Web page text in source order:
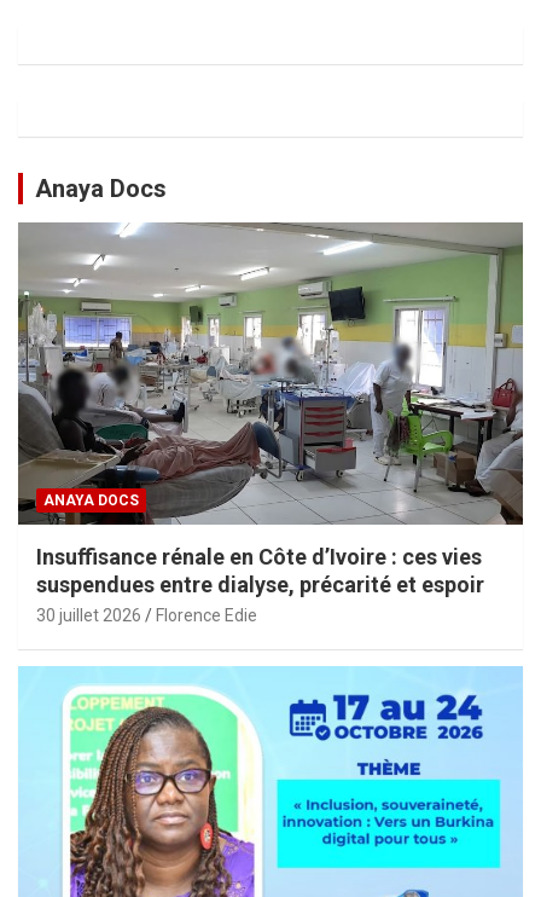
Anaya Docs
ANAYA DOCS
Insuffisance rénale en Côte d’Ivoire : ces vies
suspendues entre dialyse, précarité et espoir
30 juillet 2026 Florence Edie